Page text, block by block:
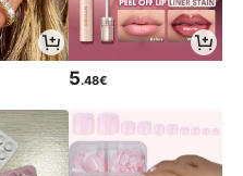
5.48€